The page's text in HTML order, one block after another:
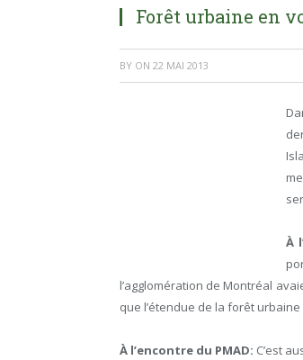
Forêt urbaine en
BY ON 22 MAI 2013
À
l’agglomération de Montréal
que l’étendue de la forêt
À l’encontre du PMAD: C’est